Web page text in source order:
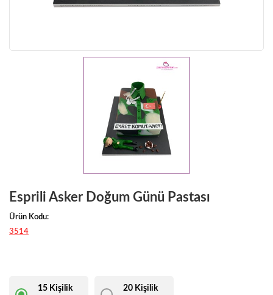
Esprili Asker Doğum Günü Pastası
Ürün Kodu:
3514
15 Kişilik
20 Kişilik